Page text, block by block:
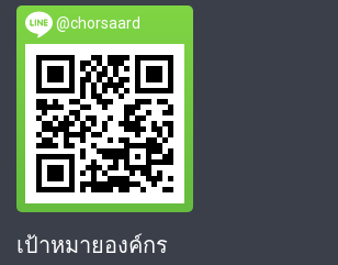
@chorsaard
เป้าหมายองค์กร